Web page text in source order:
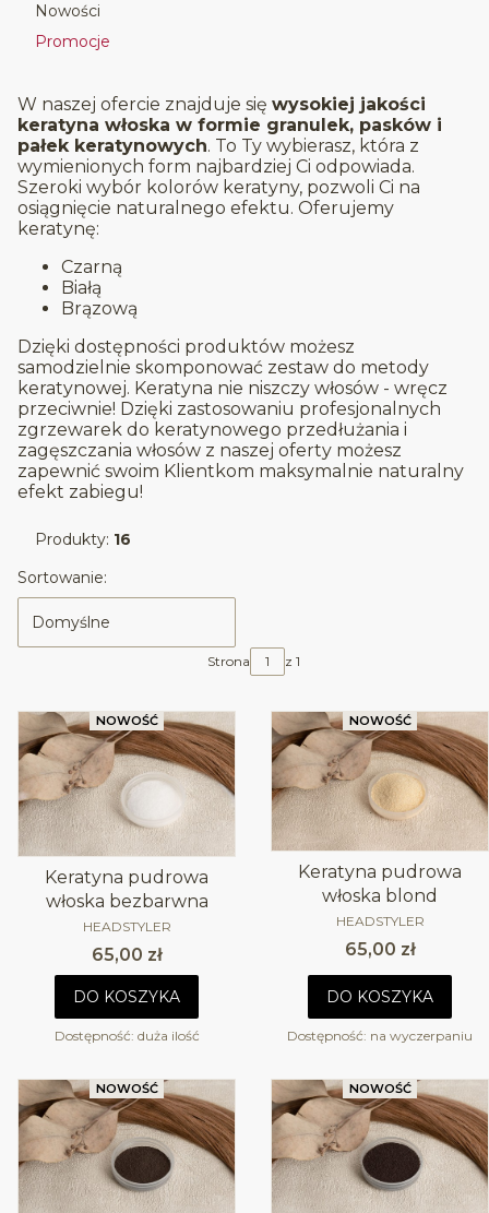
Nowości
Promocje
W naszej ofercie znajduje się wysokiej jakości
keratyna włoska w formie granulek, pasków i
pałek keratynowych. To Ty wybierasz, która z
wymienionych form najbardziej Ci odpowiada.
Szeroki wybór kolorów keratyny, pozwoli Ci na
osiągnięcie naturalnego efektu. Oferujemy
keratynę:
Czarną
Białą
Brązową
Dzięki dostępności produktów możesz
samodzielnie skomponować zestaw do metody
keratynowej. Keratyna nie niszczy włosów - wręcz
przeciwnie! Dzięki zastosowaniu profesjonalnych
zgrzewarek do keratynowego przedłużania i
zagęszczania włosów z naszej oferty możesz
zapewnić swoim Klientkom maksymalnie naturalny
efekt zabiegu!
Produkty: 16
Lista produktów
Sortowanie:
Domyślne
Strona z 1
NOWOŚĆ
Keratyna pudrowa
włoska bezbarwna
PRODUCENT
HEADSTYLER
Cena
65,00 zł
DO KOSZYKA
Dostępność: duża ilość
NOWOŚĆ
Keratyna pudrowa
włoska blond
PRODUCENT
HEADSTYLER
Cena
65,00 zł
DO KOSZYKA
Dostępność: na wyczerpaniu
NOWOŚĆ NOWOŚĆ